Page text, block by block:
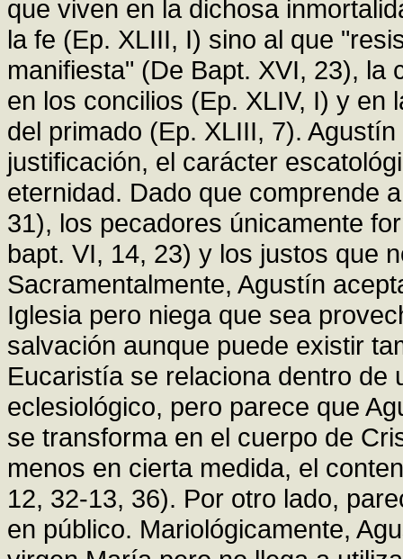
que viven en la dichosa
la fe (Ep. XLIII, I) sino al que
manifiesta" (De Bapt. XVI, 23),
en los concilios (Ep. XLIV, I) y en
del primado (Ep. XLIII, 7).
justificación, el carácter
eternidad. Dado que comprende
31), los pecadores únicamente
bapt. VI, 14, 23) y los justos que
Sacramentalmente, Agustín
Iglesia pero niega que sea
salvación aunque puede existir
Eucaristía se relaciona dentro de
eclesiológico, pero parece que
se transforma en el cuerpo de
menos en cierta medida, el
12, 32-13, 36). Por otro lado,
en público. Mariológicamente,